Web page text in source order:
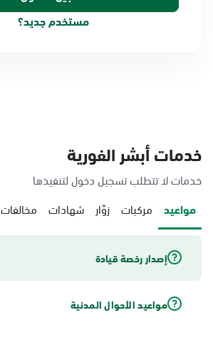
مستخدم جديد؟
خدمات أبشر الفورية
خدمات لا تتطلب تسجيل دخول لتنفيذها
مواعيد مركبات زوّار شهادات مخالفات
إصدار رخصة قيادة
مواعيد الأحوال المدنية